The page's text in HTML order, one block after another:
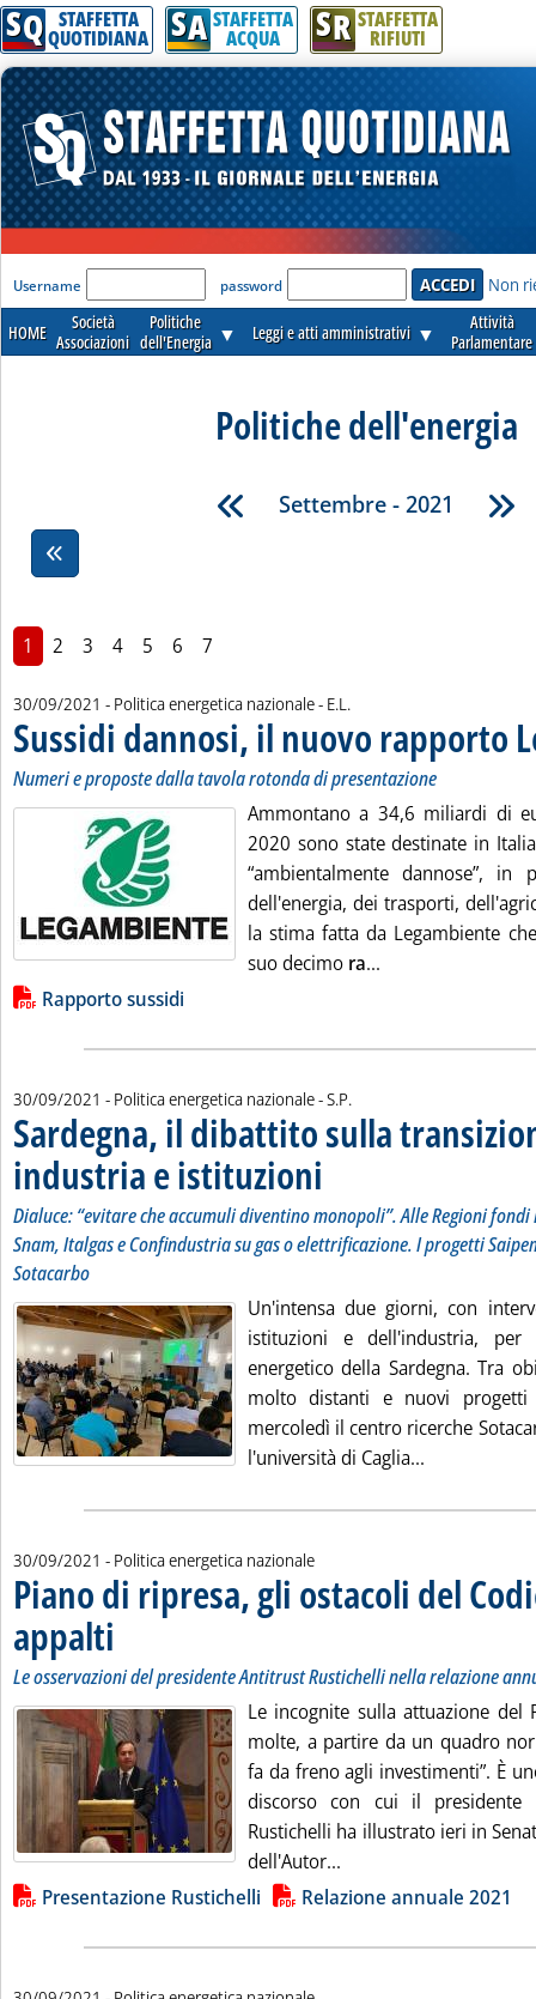
SQ STAFFETTA
QUOTIDIANA SA STAFFETTA
ACQUA SR STAFFETTA
RIFIUTI
'Modulo Login per accedere'
Username password Non
HOME
Società
Associazioni
Politiche
dell'Energia ▼ Leggi e atti amministrativi ▼
Attività
Parlamentare
Politiche dell'energia
Settembre - 2021
1 2 3 4 5 6 7
30/09/2021 - Politica energetica nazionale - di:
E.L.
Sussidi dannosi, il nuovo rapporto
Numeri e proposte dalla tavola rotonda di presentazione
Ammontano a 34,6 miliardi di
2020 sono state destinate in
“ambientalmente dannose”, in
dell'energia, dei trasporti,
la stima fatta da Legambiente
suo decimo ra...
Lista allegati PDF alla notizia
Rapporto sussidi
30/09/2021 - Politica energetica nazionale -di:
S.P.
Sardegna, il dibattito sulla
industria e istituzioni
Dialuce: “evitare che accumuli diventino monopoli”. Alle Regioni
Snam, Italgas e Confindustria su gas o elettrificazione. I progetti
Sotacarbo
Un'intensa due giorni, con
istituzioni e dell'industria,
energetico della Sardegna. Tra
molto distanti e nuovi
mercoledì il centro ricerche
l'università di Caglia...
30/09/2021 - Politica energetica nazionale
Piano di ripresa, gli ostacoli del
appalti . Sottotitolo: Le osservazioni del presidente Antitrust Rustichelli nella
. Pubblicata giovedì 30 settembre 2021 alle 13.48.
Le osservazioni del presidente Antitrust Rustichelli nella relazione
Le incognite sulla attuazione del
molte, a partire da un quadro
fa da freno agli investimenti”. È
discorso con cui il presidente
Rustichelli ha illustrato ieri in
dell'Autor...
Lista allegati PDF alla notizia
Presentazione Rustichelli Relazione annuale 2021